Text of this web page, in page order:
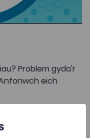
Problem gyda'r
eich